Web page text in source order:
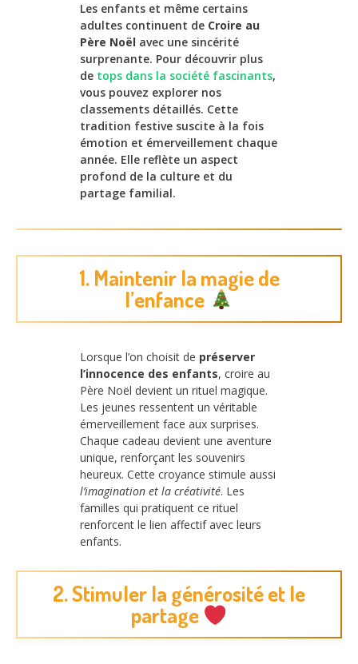
Les enfants et même certains
adultes continuent de Croire au
Père Noël avec une sincérité
surprenante. Pour découvrir plus
de tops dans la société fascinants,
vous pouvez explorer nos
classements détaillés. Cette
tradition festive suscite à la fois
émotion et émerveillement chaque
année. Elle reflète un aspect
profond de la culture et du
partage familial.
1. Maintenir la magie de
l’enfance
Lorsque l’on choisit de préserver
l’innocence des enfants, croire au
Père Noël devient un rituel magique.
Les jeunes ressentent un véritable
émerveillement face aux surprises.
Chaque cadeau devient une aventure
unique, renforçant les souvenirs
heureux. Cette croyance stimule aussi
l’imagination et la créativité. Les
familles qui pratiquent ce rituel
renforcent le lien affectif avec leurs
enfants.
2. Stimuler la générosité et le
partage